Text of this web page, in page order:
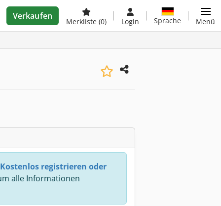
Verkaufen
Merkliste (0) Login Sprache Menü
Kostenlos registrieren oder
alle Informationen